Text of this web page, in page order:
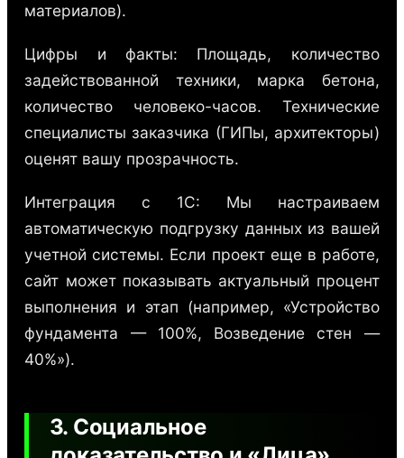
материалов).
Цифры и факты: Площадь, количество
задействованной техники, марка бетона,
количество человеко-часов. Технические
специалисты заказчика (ГИПы, архитекторы)
оценят вашу прозрачность.
Интеграция с 1С: Мы настраиваем
автоматическую подгрузку данных из вашей
учетной системы. Если проект еще в работе,
сайт может показывать актуальный процент
выполнения и этап (например, «Устройство
фундамента — 100%, Возведение стен —
40%»).
3. Социальное